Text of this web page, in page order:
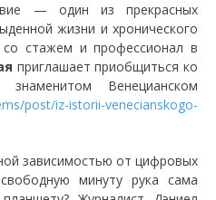
— один из прекрасных
жизни и хронического
со стажем и профессионал в
приглашает приобщиться ко
Венецианском
post/iz-istorii-venecianskogo-
зависимостью от цифровых
минуту рука сама